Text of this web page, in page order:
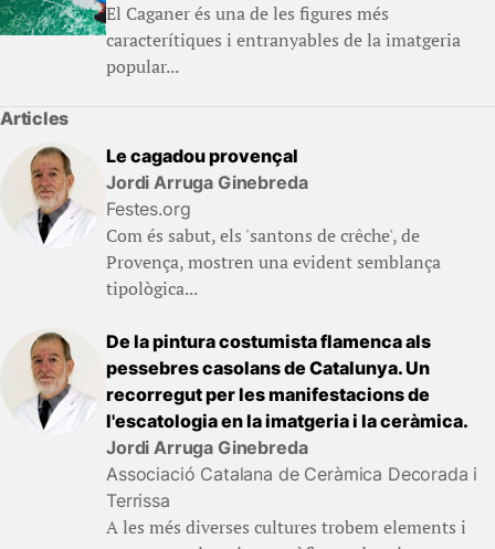
El Caganer és una de les figures més
caracterítiques i entranyables de la imatgeria
popular...
Articles
Le cagadou provençal
Jordi Arruga Ginebreda
Festes.org
Com és sabut, els 'santons de crêche', de
Provença, mostren una evident semblança
tipològica...
De la pintura costumista flamenca als
pessebres casolans de Catalunya. Un
recorregut per les manifestacions de
l'escatologia en la imatgeria i la ceràmica.
Jordi Arruga Ginebreda
Associació Catalana de Ceràmica Decorada i
Terrissa
A les més diverses cultures trobem elements i